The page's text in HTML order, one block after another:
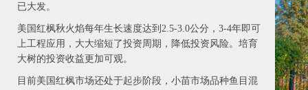
已大发。
美国红枫秋火焰每年生长速度达到2.5-3.0公分，3-4年即可
上工程应用，大大缩短了投资周期，降低投资风险。培育
大树的投资收益更加可观。
目前美国红枫市场还处于起步阶段，小苗市场品种鱼目混